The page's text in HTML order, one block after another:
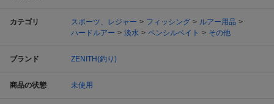
カテゴリ スポーツ、レジャー フィッシング
ルアー用品
ハードルアー
淡水 ペンシルベイト その他
ブランド ZENITH(釣り)
商品の状態 未使用